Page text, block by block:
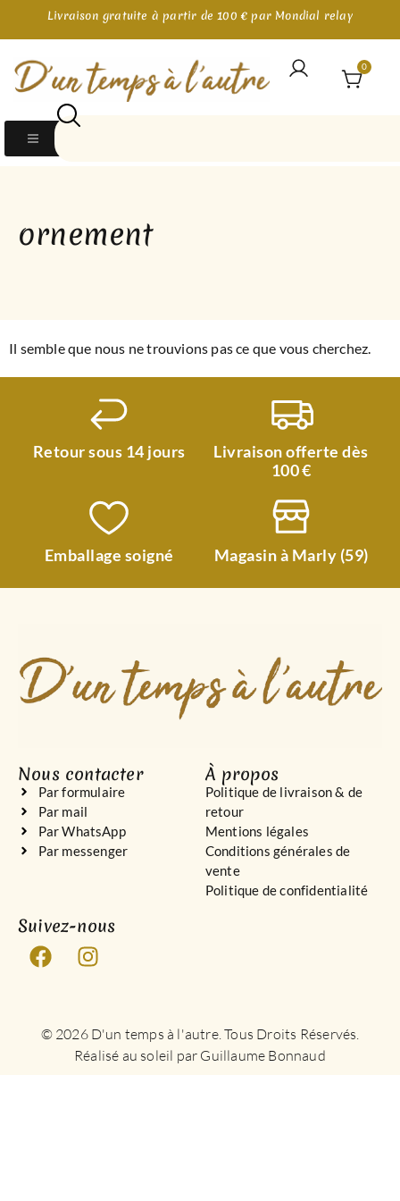
Livraison gratuite à partir de 100 € par Mondial relay
0
ornement
Il semble que nous ne trouvions pas ce que vous cherchez.
Retour sous 14 jours
Livraison offerte dès
100 €
Emballage soigné Magasin à Marly (59)
Nous contacter
Par formulaire
Par mail
Par WhatsApp
Par messenger
À propos
Politique de livraison & de
retour
Mentions légales
Conditions générales de
vente
Politique de confidentialité
Suivez-nous
© 2026 D'un temps à l'autre. Tous Droits Réservés.
Réalisé au soleil par Guillaume Bonnaud